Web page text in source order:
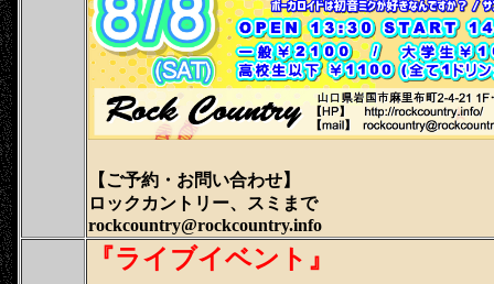
【ご予約・ お問い合わせ】
ロックカントリー、スミまで
rockcountry@rockcountry.info
『ライブイベント』